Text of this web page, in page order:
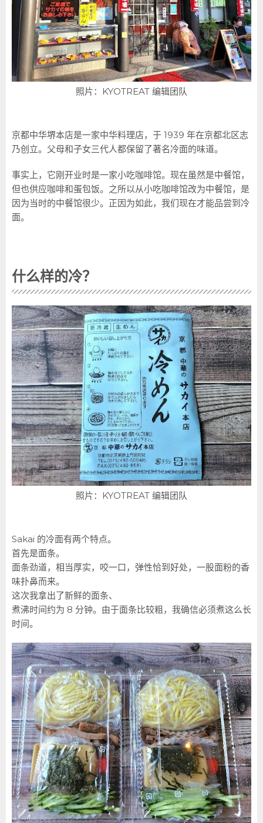
照片：KYOTREAT 编辑团队
京都中华堺本店是一家中华料理店，于 1939 年在京都北区志
乃创立。父母和子女三代人都保留了著名冷面的味道。
事实上，它刚开业时是一家小吃咖啡馆。现在虽然是中餐馆，
但也供应咖啡和蛋包饭。之所以从小吃咖啡馆改为中餐馆，是
因为当时的中餐馆很少。正因为如此，我们现在才能品尝到冷
面。
什么样的冷？
照片：KYOTREAT 编辑团队
Sakai 的冷面有两个特点。
首先是面条。
面条劲道，相当厚实，咬一口，弹性恰到好处，一股面粉的香
味扑鼻而来。
这次我拿出了新鲜的面条、
煮沸时间约为 8 分钟。由于面条比较粗，我确信必须煮这么长
时间。